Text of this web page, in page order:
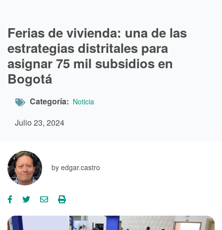
Ferias de vivienda: una de las
estrategias distritales para
asignar 75 mil subsidios en
Bogotá
Categoría Noticia
Julio 23, 2024
by edgar.castro